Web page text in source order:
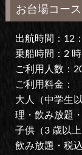
お台場コース
出航時間：12
乗船時間：2
ご利用人数：
ご利用料金：
大人（中学生
理・飲み放題・
子供（3 歳以
飲み放題・税込